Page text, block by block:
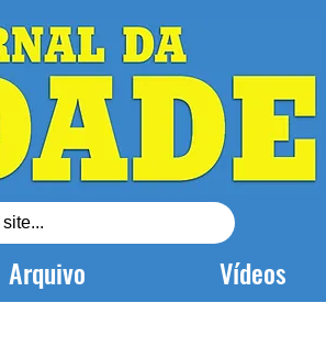
Arquivo Vídeos